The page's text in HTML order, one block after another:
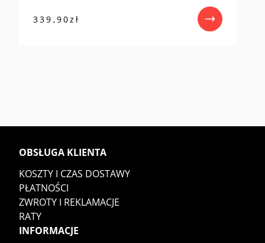
339,90zł
OBSŁUGA KLIENTA
KOSZTY I CZAS DOSTAWY
PŁATNOŚCI
ZWROTY I REKLAMACJE
RATY
INFORMACJE